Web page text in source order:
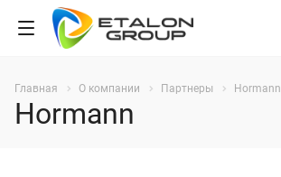
Главная О компании Партнеры Hormann
Hormann